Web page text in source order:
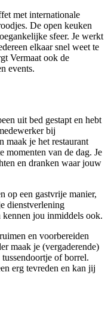
met internationale
De open keuken
sfeer. Je werkt
elkaar snel weet te
Vermaat ook de
events.
uit bed gestapt en hebt
bij
maak je het restaurant
momenten van de dag. Je
en dranken waar jouw
op een gastvrije manier,
dienstverlening
kennen jou inmiddels ook.
en voorbereiden
maak je (vergaderende)
of borrel.
erg tevreden en kan jij